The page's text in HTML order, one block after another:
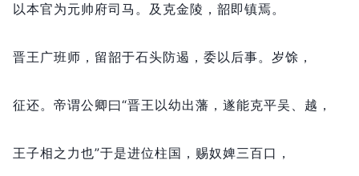
以本官为元帅府司马。 及克金陵， 韶即镇焉。
晋王广班师， 留韶于石头防遏， 委以后事。 岁馀，
征还。 帝谓公卿曰“晋王以幼出藩， 遂能克平吴、越，
王子相之力也”于是进位柱国， 赐奴婢三百口，